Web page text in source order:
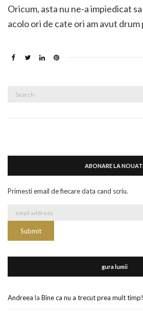
Oricum, asta nu ne-a impiedicat
acolo ori de cate ori am avut
ABONARE LA
Primesti email de fiecare data cand scriu.
gura lumii
Andreea la Bine ca nu a trecut prea mult timp!